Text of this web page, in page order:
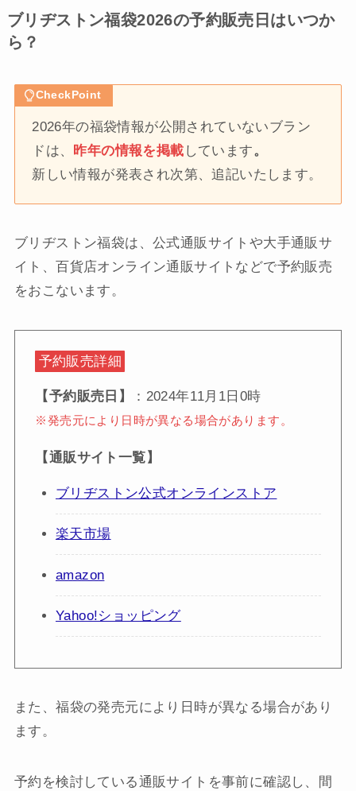
ブリヂストン福袋2026の予約販売日はいつか
ら？
CheckPoint
2026年の福袋情報が公開されていないブラン
ドは、 昨年の情報を掲載 しています。
新しい情報が発表され次第、追記いたします。
ブリヂストン福袋は、公式通販サイトや大手通販サ
イト、百貨店オンライン通販サイトなどで予約販売
をおこないます。
予約販売詳細
【予約販売日】 ：2024年11月1日0時
※発売元により日時が異なる場合があります。
【通販サイト一覧】
ブリヂストン公式オンラインストア
楽天市場
amazon
Yahoo!ショッピング
また、福袋の発売元により日時が異なる場合があり
ます。
予約を検討している通販サイトを事前に確認し、間